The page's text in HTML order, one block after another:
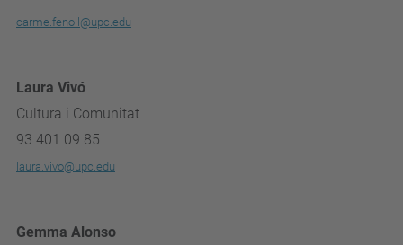
carme.fenoll@upc.edu
Laura Vivó
Cultura i Comunitat
93 401 09 85
laura.vivo@upc.edu
Gemma Alonso